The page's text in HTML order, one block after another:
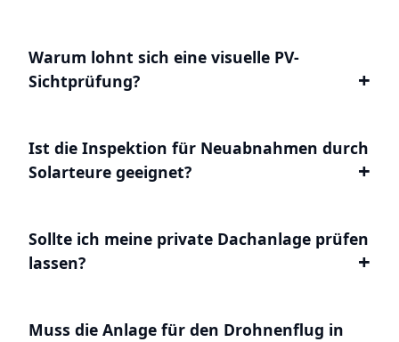
Warum lohnt sich eine visuelle PV-
Sichtprüfung?
Ist die Inspektion für Neuabnahmen durch
Solarteure geeignet?
Sollte ich meine private Dachanlage prüfen
lassen?
Muss die Anlage für den Drohnenflug in